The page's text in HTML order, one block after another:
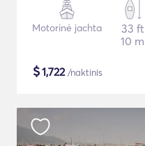
Motorinė jachta
33 ft
10 m
$1,722/naktinis